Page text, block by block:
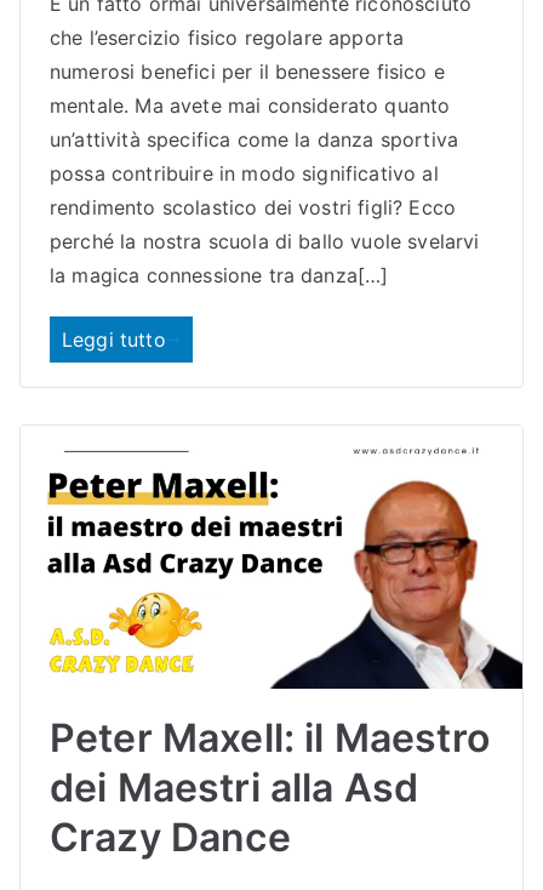
che l’esercizio fisico regolare apporta
numerosi benefici per il benessere fisico e
mentale. Ma avete mai considerato quanto
un’attività specifica come la danza sportiva
possa contribuire in modo significativo al
rendimento scolastico dei vostri figli? Ecco
perché la nostra scuola di ballo vuole svelarvi
la magica connessione tra danza[…]
Leggi tutto
Peter Maxell: il Maestro
dei Maestri alla Asd
Crazy Dance